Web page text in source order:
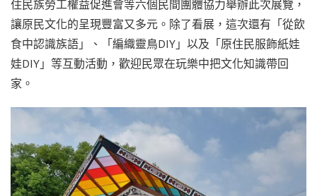
住民族勞工權益促進會等六個民間團體協力舉辦此次展覽，
讓原民文化的呈現豐富又多元。除了看展，這次還有「從飲
食中認識族語」、「編織靈鳥DIY」以及「原住民服飾紙娃
娃DIY」等互動活動，歡迎民眾在玩樂中把文化知識帶回
家。